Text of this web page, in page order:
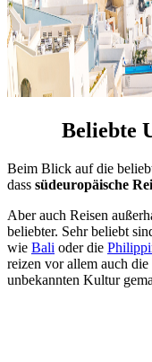
Beliebte
Beim Blick auf die
dass südeuropäische
Aber auch Reisen
beliebter. Sehr beliebt
wie Bali oder die
reizen vor allem auch
unbekannten Kultur